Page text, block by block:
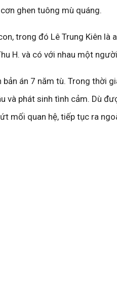
ghen tuông mù quáng.
trong đó Lê Trung Kiên là
H. và có với nhau một
án 7 năm tù. Trong thời
và phát sinh tình cảm. Dù
mối quan hệ, tiếp tục ra